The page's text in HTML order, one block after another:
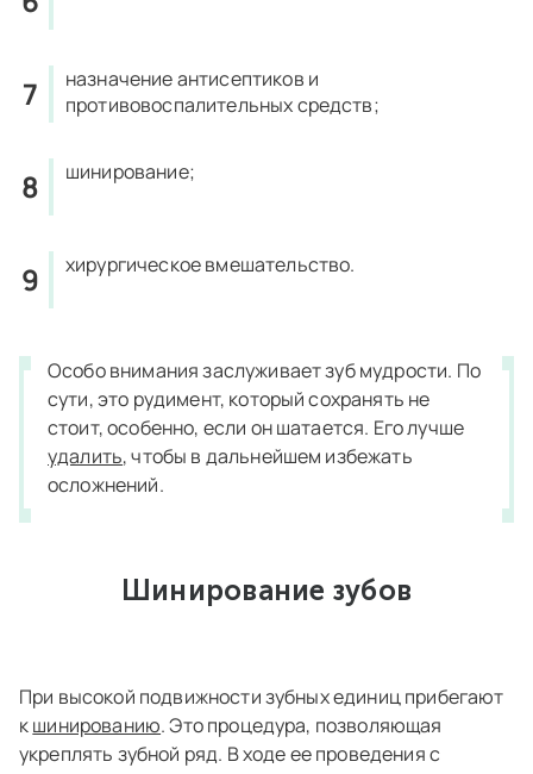
назначение антисептиков и
противовоспалительных средств;
шинирование;
хирургическое вмешательство.
Особо внимания заслуживает зуб мудрости. По
сути, это рудимент, который сохранять не
стоит, особенно, если он шатается. Его лучше
удалить, чтобы в дальнейшем избежать
осложнений.
Шинирование зубов
При высокой подвижности зубных единиц прибегают
кшинированию. Это процедура, позволяющая
укреплять зубной ряд. В ходе ее проведения с